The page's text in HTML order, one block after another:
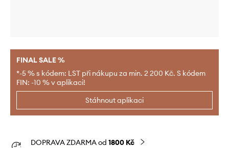
FINAL SALE %
*-5 % s kódem: LST při nákupu za min. 2 200 Kč. S kódem
FIN: -10 % v aplikaci!
Stáhnout aplikaci
DOPRAVA ZDARMA od 1800 Kč